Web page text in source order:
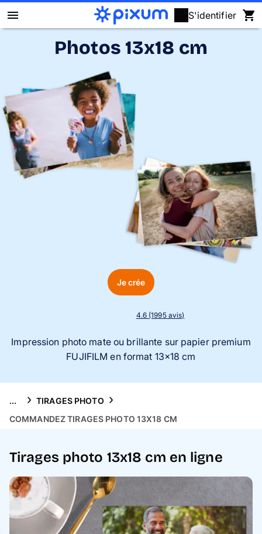
S'identifier
Livre photo Pixum
Tirages photo
Cadeaux
Calendrier photo
FAQ & Service client
Photos 13x18 cm
4.6 (1995 avis)
Impression photo mate ou brillante sur papier premium
FUJIFILM en format 13x18 cm
Je crée
...
TIRAGES PHOTO
COMMANDEZ TIRAGES PHOTO 13X18 CM
Tirages photo 13x18 cm en ligne